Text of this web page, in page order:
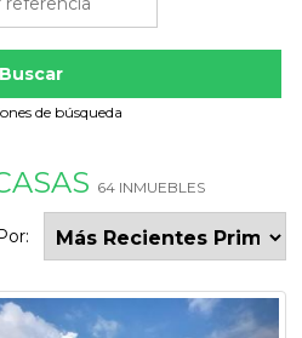
Buscar
de búsqueda
64 INMUEBLES
Next